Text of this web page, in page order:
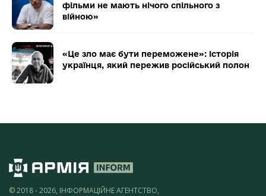
фільми не мають нічого спільного з
війною»
«Це зло має бути переможене»: історія
українця, який пережив російський полон
© 2018 - 2026, ІНФОРМАЦІЙНЕ АГЕНТСТВО,